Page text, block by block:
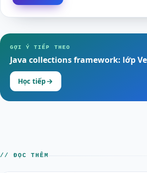
GỢI Ý TIẾP THEO
Java collections framework: lớp
Học tiếp
// ĐỌC THÊM